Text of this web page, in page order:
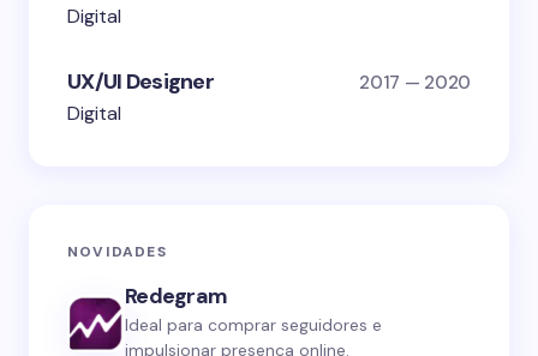
Digital
UX/UI Designer 2017 — 2020
Digital
NOVIDADES
Redegram
Ideal para comprar seguidores e
impulsionar presença online.